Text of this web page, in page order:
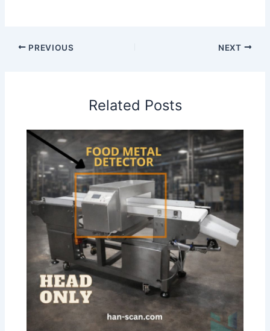
PREVIOUS NEXT
Related Posts